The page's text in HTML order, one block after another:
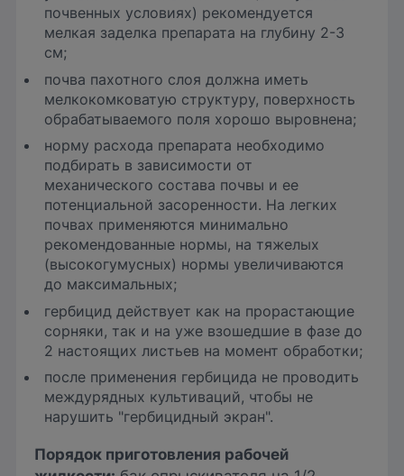
почвенных условиях) рекомендуется
мелкая заделка препарата на глубину 2-3
см;
почва пахотного слоя должна иметь
мелкокомковатую структуру, поверхность
обрабатываемого поля хорошо выровнена;
норму расхода препарата необходимо
подбирать в зависимости от
механического состава почвы и ее
потенциальной засоренности. На легких
почвах применяются минимально
рекомендованные нормы, на тяжелых
(высокогумусных) нормы увеличиваются
до максимальных;
гербицид действует как на прорастающие
сорняки, так и на уже взошедшие в фазе до
2 настоящих листьев на момент обработки;
после применения гербицида не проводить
междурядных культиваций, чтобы не
нарушить "гербицидный экран".
Порядок приготовления рабочей